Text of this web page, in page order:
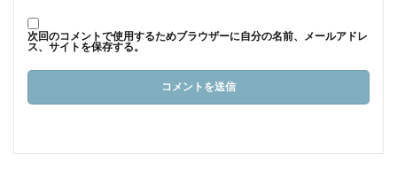
次回のコメントで使用するためブラウザーに自分の名前、メールアドレ
ス、サイトを保存する。